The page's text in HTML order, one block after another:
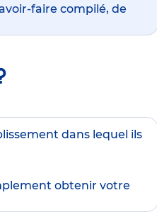
faire compilé, de
dans lequel ils
obtenir votre